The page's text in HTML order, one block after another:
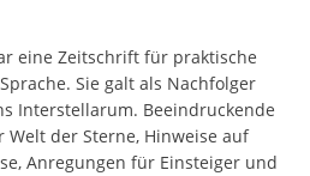
eine Zeitschrift für praktische
Sie galt als Nachfolger
Interstellarum. Beeindruckende
Welt der Sterne, Hinweise auf
Anregungen für Einsteiger und